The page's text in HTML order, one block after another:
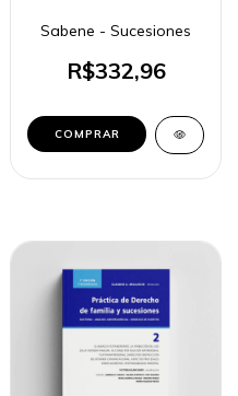
Sabene - Sucesiones
R$332,96
COMPRAR